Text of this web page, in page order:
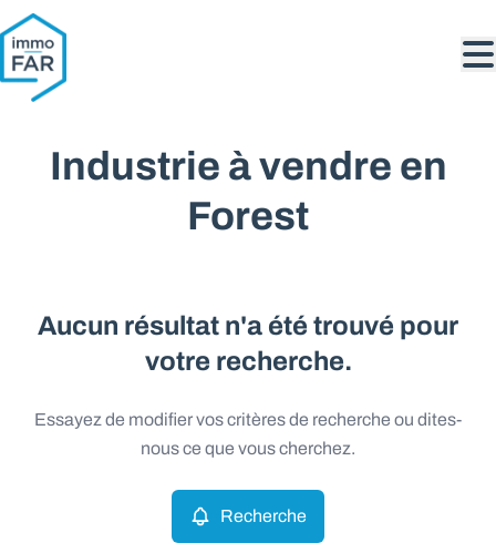
Aller au contenu principal
Industrie à vendre en
Forest
Aucun résultat n'a été trouvé pour
votre recherche.
Essayez de modifier vos critères de recherche ou dites-
nous ce que vous cherchez.
Recherche